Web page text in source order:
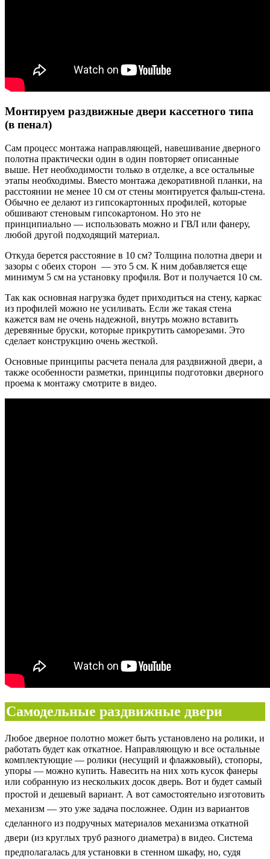
Монтируем раздвижные двери кассетного типа
(в пенал)
Сам процесс монтажа направляющей, навешивание дверного
полотна практически один в один повторяет описанные
выше. Нет необходимости только в отделке, а все остальные
этапы необходимы. Вместо монтажа декоративной планки, на
расстоянии не менее 10 см от стены монтируется фальш-стена.
Обычно ее делают из гипсокартонных профилей, которые
обшивают стеновым гипсокартоном. Но это не
принципиально — использовать можно и ГВЛ или фанеру,
любой другой подходящий материал.
Откуда берется расстояние в 10 см? Толщина полотна двери и
зазоры с обеих сторон — это 5 см. К ним добавляется еще
минимум 5 см на установку профиля. Вот и получается 10 см.
Так как основная нагрузка будет приходиться на стену, каркас
из профилей можно не усиливать. Если же такая стена
кажется вам не очень надежной, внутрь можно вставить
деревянные бруски, которые прикрутить саморезами. Это
сделает конструкцию очень жесткой.
Основные принципы расчета пенала для раздвижной двери, а
также особенности разметки, принципы подготовки дверного
проема к монтажу смотрите в видео.
Самодельные раздвижные двери
Любое дверное полотно может быть установлено на ролики, и
работать будет как откатное. Направляющую и все остальные
комплектующие — ролики (несущий и флажковый), стопоры,
упоры — можно купить. Навесить на них хоть кусок фанеры
или собранную из нескольких досок дверь. Вот и будет самый
простой и дешевый вариант. А вот самостоятельно изготовить
механизм — это уже задача посложнее. Один из вариантов
сделанного из подручных материалов механизма откатной
двери (из круглых труб разного диаметра) в видео. Система
предполагалась для установки в стенном шкафу, но, судя